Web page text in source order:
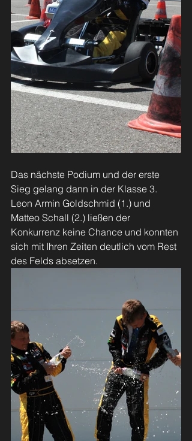
Das nächste Podium und der erste
Sieg gelang dann in der Klasse 3.
Leon Armin Goldschmid (1.) und
Matteo Schall (2.) ließen der
Konkurrenz keine Chance und konnten
sich mit Ihren Zeiten deutlich vom Rest
des Felds absetzen.